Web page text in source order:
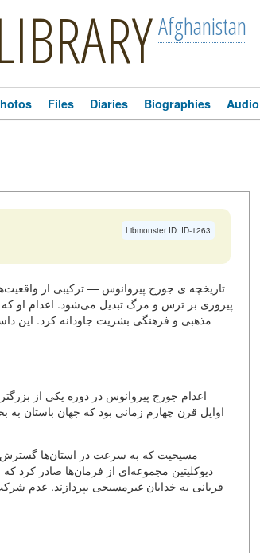
Afghanistan
Files Diaries Biographies Audio
Libmonster ID: ID-1263
تاریخچه ی جورج پیروانوس — ترکیبی از
پیروزی بر ترس و مرگ تبدیل می‌شود. اعدام او
مذهبی و فرهنگی بشریت جاودانه کرد. این
اعدام جورج پیروانوس در دوره یکی از
اوایل قرن چهارم زمانی بود که جهان باستان به
مسیحیت که به سرعت در استان‌ها گسترش
دیوکلیتین مجموعه‌ای از فرمان‌ها صادر کرد
قربانی به خدایان غیرمسیحی بپردازند. عدم